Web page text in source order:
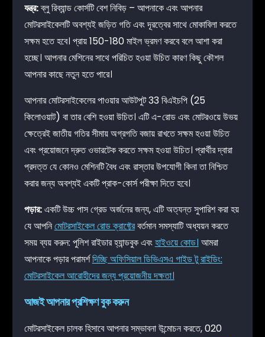
যন্ত্র:ব্লু রিব্যান্ড কোর্সটি বেশ নিবিড় – আপনাকে এবং আপনার
মোটরসাইকেলটি অবশ্যই জড়িত গতি এবং দূরত্বের সাথে মোকাবিলা করতে
সক্ষম হতে হবে। প্রায় 150-180 মাইল ভ্রমণ করবে বলে আশা করা
হচ্ছে। আপনার মেশিনের সাথে পরিচিত হওয়া উচিত কারণ কিছু কৌশল
আপনার কাছে নতুন হতে পারে।
আপনার মোটরসাইকেলের পাওয়ার আউটপুট 33 বিএইচপি (25
কিলোওয়াট) বা তার বেশি হওয়া উচিত। এটি এ-রোড এবং মোটরওয়ে উভয়
ক্ষেত্রেই জাতীয় গতির সীমায় অগ্রগতি বজায় রাখতে সক্ষম হওয়া উচিত
এবং প্রয়োজনে দ্রুত ওভারটেক করতে সক্ষম হওয়া উচিত। প্রার্থীর দ্বারা
প্রদত্ত যে কোনও মেশিনটি বৈধ এবং রাস্তার উপযোগী কিনা তা নিশ্চিত
করার জন্য অবশ্যই একটি প্রাক-কোর্স পরীক্ষা দিতে হবে।
পড়ার:একটি উচ্চ পাস গ্রেড অর্জনের জন্য, এটি অত্যন্ত সুপারিশ করা হয়
যে আপনিমোটরসাইকেল রোড ক্রাফ্টেরবর্তমান সমস্যাটি অধ্যয়ন করতে
সময় ব্যয় করুন: পুলিশ রাইডার হ্যান্ডবুক এবংহাইওয়ে কোড। আমরা
আপনাকে পড়ার পরামর্শদিচ্ছি অফিসিয়াল ডিভিএসএ গাইড টু রাইডিং:
মোটরসাইকেল আরোহীদের জন্য প্রয়োজনীয় দক্ষতা।
আজই আপনার প্রশিক্ষণ বুক করুন
মোটরসাইকেল চালক হিসাবে আপনার সম্ভাবনা উন্মোচন করতে, 020